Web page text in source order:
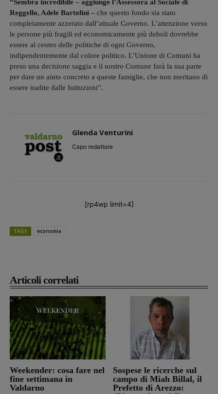
Articoli correlati
Weekender: cosa fare nel
fine settimana in
Valdarno
Sospese le ricerche sul
campo di Miah Billal, il
Prefetto di Arezzo:
“Sembra incredibile – aggiunge l’Assessora al Sociale di
Reggello, Adele Bartolini – che questo fondo sia stato
completamente azzerato dall’attuale Governo. L’attenzione verso
le persone più fragili ed economicamente più deboli dovrebbe
essere al centro delle politiche di ogni Governo,
indipendentemente dal colore politico. L’Unione di Comuni ha
preso una decisione saggia e il nostro Comune farà la sua parte
per dare un aiuto concreto a queste famiglie, che non meritano di
essere tradite dalle Istituzioni”.
Glenda Venturini
Capo redattore
[rp4wp limit=4]
TAGS economia